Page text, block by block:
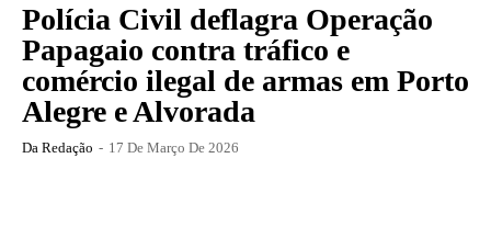
Polícia Civil deflagra Operação
Papagaio contra tráfico e
comércio ilegal de armas em Porto
Alegre e Alvorada
Da Redação - 17 De Março De 2026